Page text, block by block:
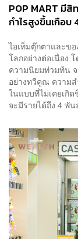
POP MART มีสิ
กำไรสูงขึ้นเกือบ
ไอเท็มตุ๊กตาและขอ
โลกอย่างต่อเนื่อง
ความนิยมท่วมท้น
อย่างทวีคูณ ความส
ในแบบที่ไม่เคยเกิ
จะมีรายได้ถึง 4 พั